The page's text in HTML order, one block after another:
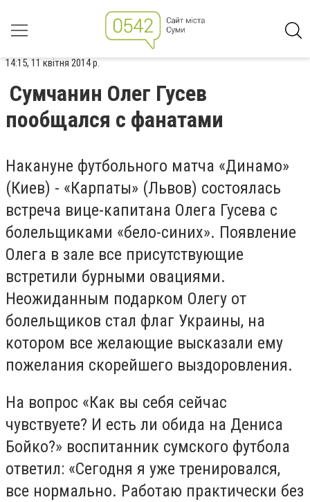
14:15, 11 квітня 2014 р.
Сумчанин Олег Гусев
пообщался с фанатами
Накануне футбольного матча «Динамо»
(Киев) - «Карпаты» (Львов) состоялась
встреча вице-капитана Олега Гусева с
болельщиками «бело-синих». Появление
Олега в зале все присутствующие
встретили бурными овациями.
Неожиданным подарком Олегу от
болельщиков стал флаг Украины, на
котором все желающие высказали ему
пожелания скорейшего выздоровления.
На вопрос «Как вы себя сейчас
чувствуете? И есть ли обида на Дениса
Бойко?» воспитанник сумского футбола
ответил: «Сегодня я уже тренировался,
все нормально. Работаю практически без